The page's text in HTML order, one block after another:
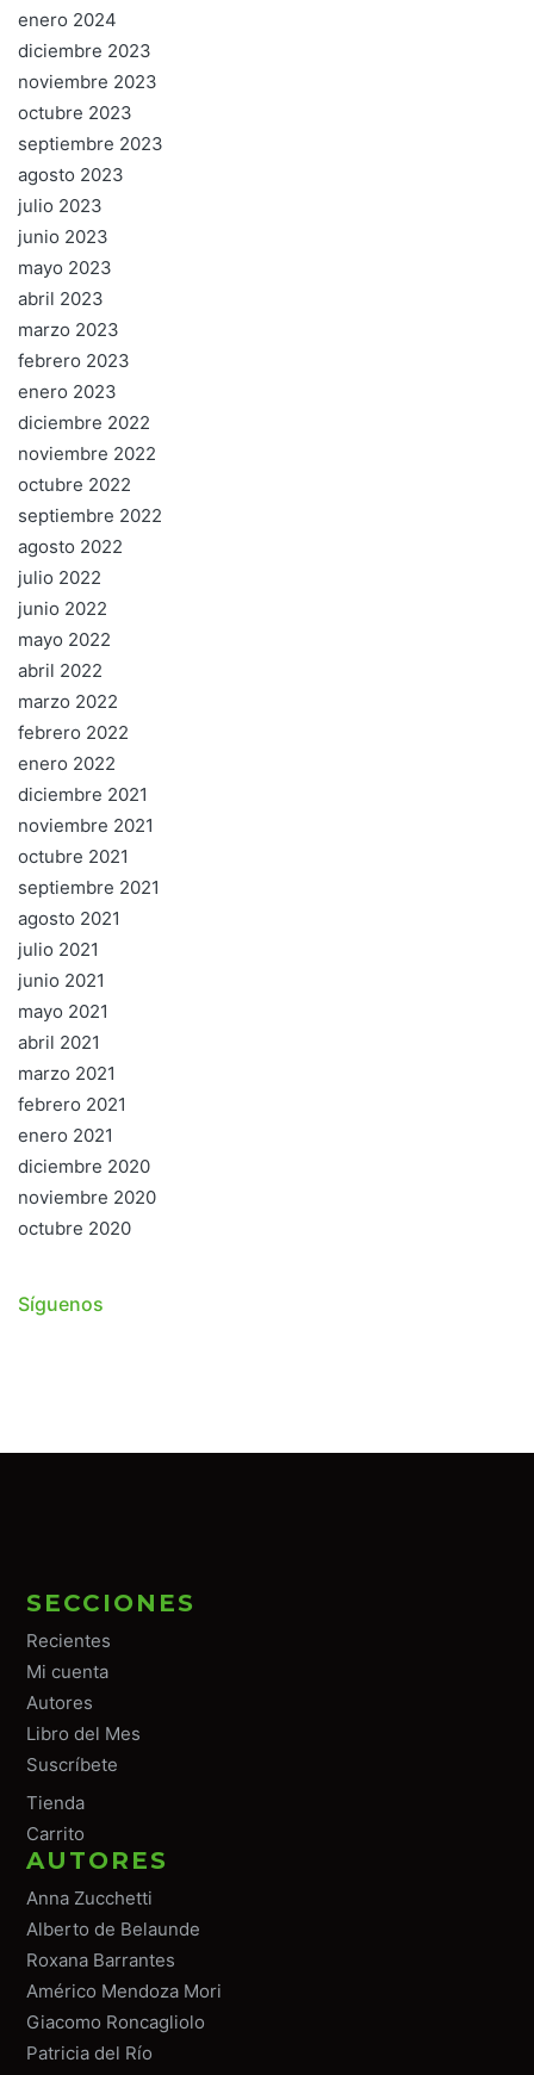
enero 2024
diciembre 2023
noviembre 2023
octubre 2023
septiembre 2023
agosto 2023
julio 2023
junio 2023
mayo 2023
abril 2023
marzo 2023
febrero 2023
enero 2023
diciembre 2022
noviembre 2022
octubre 2022
septiembre 2022
agosto 2022
julio 2022
junio 2022
mayo 2022
abril 2022
marzo 2022
febrero 2022
enero 2022
diciembre 2021
noviembre 2021
octubre 2021
septiembre 2021
agosto 2021
julio 2021
junio 2021
mayo 2021
abril 2021
marzo 2021
febrero 2021
enero 2021
diciembre 2020
noviembre 2020
octubre 2020
Síguenos
SECCIONES
Recientes
Mi cuenta
Autores
Libro del Mes
Suscríbete
Tienda
Carrito
AUTORES
Anna Zucchetti
Alberto de Belaunde
Roxana Barrantes
Américo Mendoza Mori
Giacomo Roncagliolo
Patricia del Río